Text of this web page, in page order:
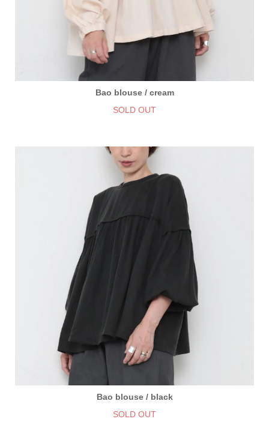
Bao blouse / cream
SOLD OUT
Bao blouse / black
SOLD OUT